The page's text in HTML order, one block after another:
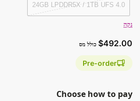
24GB LPDDR5X / 1TB UFS 4.0
נקה
$492.00 כולל מס
Pre-order
Choose how to pay